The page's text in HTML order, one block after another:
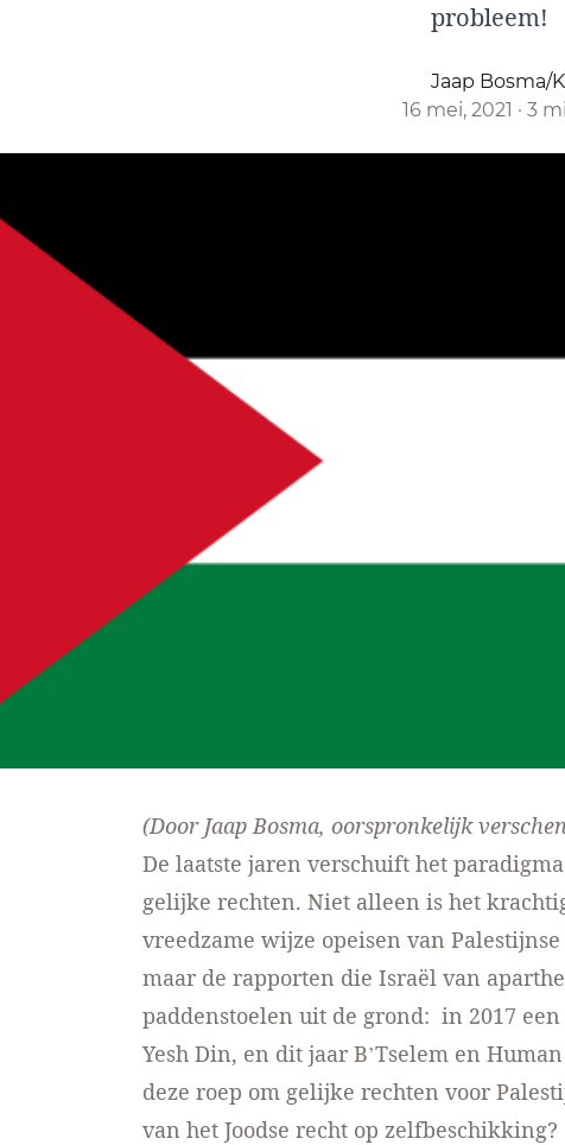
probleem!
Jaap Bosma/
16 mei, 2021 · 3
(Door Jaap Bosma, oorspronkelijk
De laatste jaren verschuift het
gelijke rechten. Niet alleen is het
vreedzame wijze opeisen van
maar de rapporten die Israël van
paddenstoelen uit de grond: in 2017
Yesh Din, en dit jaar B’Tselem en
deze roep om gelijke rechten voor
van het Joodse recht op zelfbeschikking?